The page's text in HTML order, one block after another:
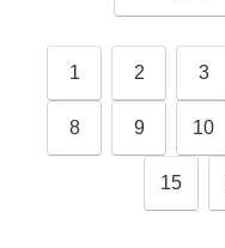
1 2 3
8 9 10
15